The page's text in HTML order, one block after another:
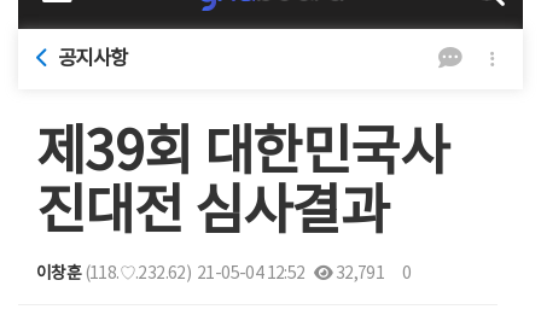
공지사항
제39회 대한민국사
진대전 심사결과
이창훈(118.♡.232.62) 21-05-04 12:52 32,791 0